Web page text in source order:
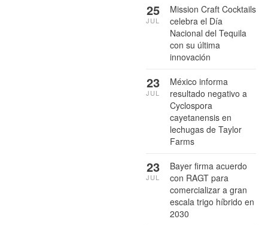
Mission Craft Cocktails
celebra el Día
Nacional del Tequila
con su última
innovación
25
JUL
México informa
resultado negativo a
Cyclospora
cayetanensis en
lechugas de Taylor
Farms
23
JUL
Bayer firma acuerdo
con RAGT para
comercializar a gran
escala trigo híbrido en
2030
23
JUL